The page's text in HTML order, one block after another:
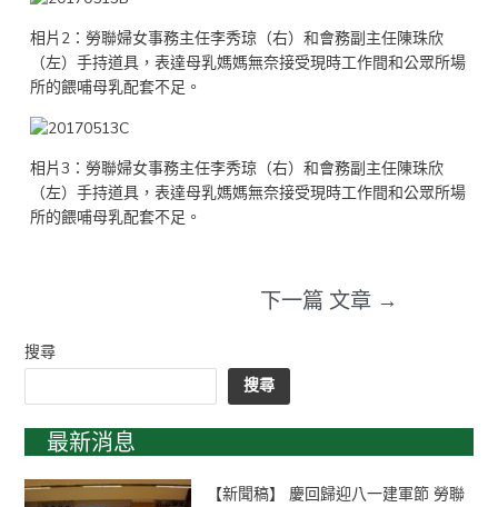
相片2：勞聯婦女事務主任李秀琼（右）和會務副主任陳珠欣
（左）手持道具，表達母乳媽媽無奈接受現時工作間和公眾所場
所的餵哺母乳配套不足。
相片3：勞聯婦女事務主任李秀琼（右）和會務副主任陳珠欣
（左）手持道具，表達母乳媽媽無奈接受現時工作間和公眾所場
所的餵哺母乳配套不足。
下一篇 文章 →
搜尋
搜尋
最新消息
【新聞稿】 慶回歸迎八一建軍節 勞聯